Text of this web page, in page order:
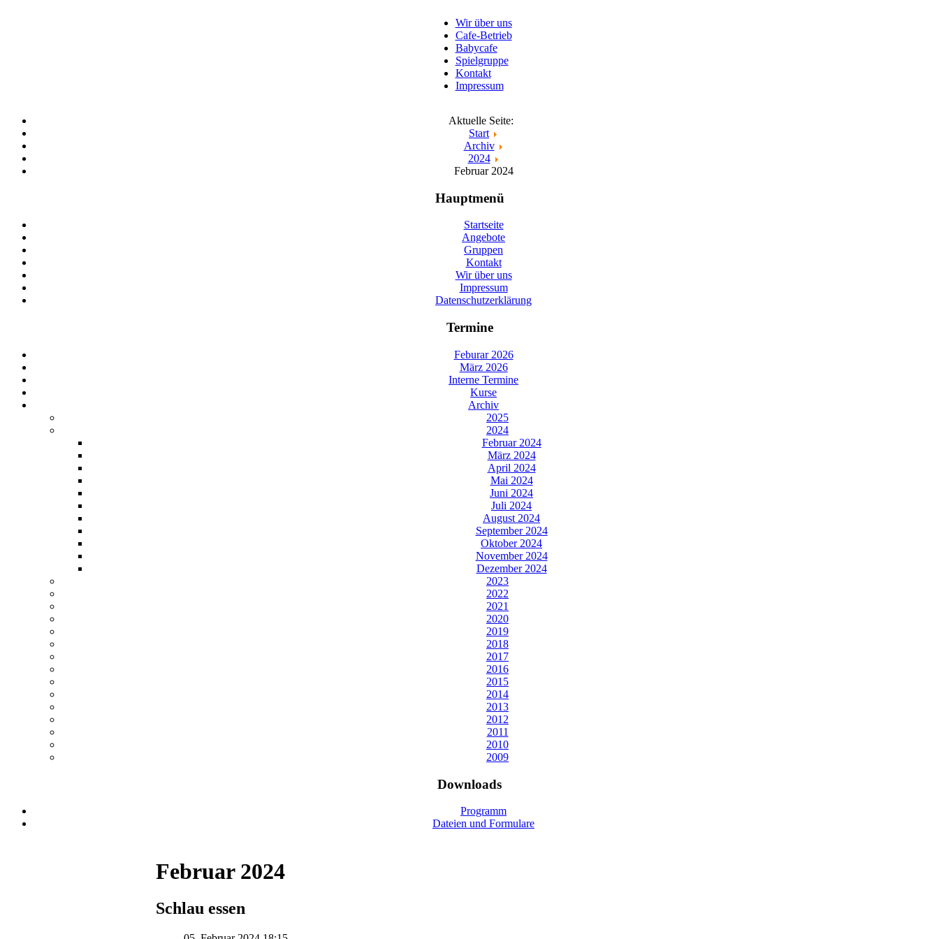
Wir über uns
Cafe-Betrieb
Babycafe
Spielgruppe
Kontakt
Impressum
Aktuelle Seite:
Start
Archiv
2024
Februar 2024
Hauptmenü
Startseite
Angebote
Gruppen
Kontakt
Wir über uns
Impressum
Datenschutzerklärung
Termine
Feburar 2026
März 2026
Interne Termine
Kurse
Archiv
2025
2024
Februar 2024
März 2024
April 2024
Mai 2024
Juni 2024
Juli 2024
August 2024
September 2024
Oktober 2024
November 2024
Dezember 2024
2023
2022
2021
2020
2019
2018
2017
2016
2015
2014
2013
2012
2011
2010
2009
Downloads
Programm
Dateien und Formulare
Februar 2024
Schlau essen